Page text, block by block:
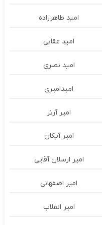
امید طاهرزاده
امید عقابی
امید نصری
امیدامیری
امیر آرتر
امیر آیکان
امیر ارسلان آقایی
امیر اصفهانی
امیر انقلاب